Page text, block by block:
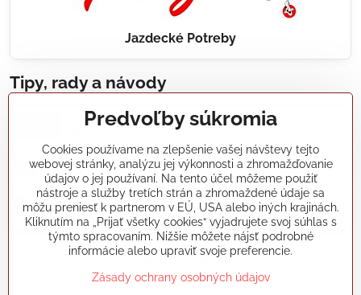
Jazdecké Potreby
Tipy, rady a návody
Realizácie záhradných jazierok, bazénov, fontán,
Články a blogy
Rady a návody
koikapre/?ref=hl
Predvoľby súkromia
Cookies používame na zlepšenie vašej návštevy tejto
webovej stránky, analýzu jej výkonnosti a zhromažďovanie
údajov o jej používaní. Na tento účel môžeme použiť
nástroje a služby tretích strán a zhromaždené údaje sa
môžu preniesť k partnerom v EÚ, USA alebo iných krajinách.
Kliknutím na „Prijať všetky cookies“ vyjadrujete svoj súhlas s
týmto spracovaním. Nižšie môžete nájsť podrobné
informácie alebo upraviť svoje preferencie.
Zásady ochrany osobných údajov